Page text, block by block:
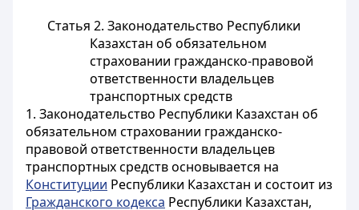
Статья 2. Законодательство Республики
Казахстан об обязательном
страховании гражданско-правовой
ответственности владельцев
транспортных средств
1. Законодательство Республики Казахстан об
обязательном страховании гражданско-
правовой ответственности владельцев
транспортных средств основывается на
Конституции Республики Казахстан и состоит из
Гражданского кодекса Республики Казахстан,